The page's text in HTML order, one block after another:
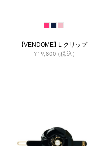
【VENDOME】 L クリップ
¥19,800 (税込)